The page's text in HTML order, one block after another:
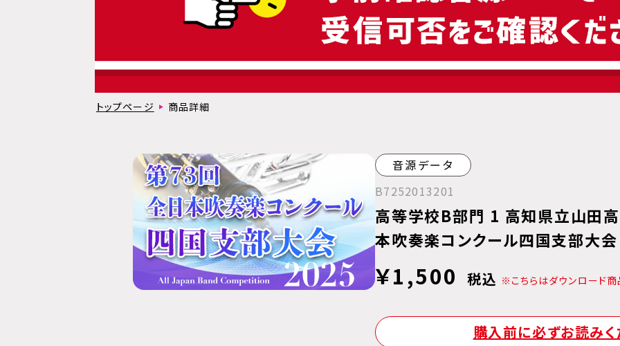
トップページ 商品詳細
音源データ
B7252013201
高等学校B部門 1 高知県立山田
本吹奏楽コンクール四国支部大会
￥1,500 税込 ※こちらはダウンロード
購入前に必ずお読み